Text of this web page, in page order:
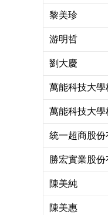
黎美珍
游明哲
劉大慶
萬能科技大學
萬能科技大學
統一超商股份
勝宏實業股份
陳美純
陳美惠